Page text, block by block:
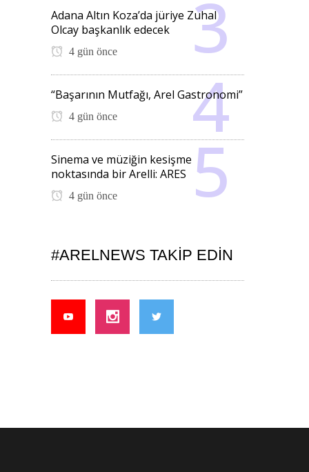
Adana Altın Koza’da jüriye Zuhal
Olcay başkanlık edecek
4 gün önce
“Başarının Mutfağı, Arel Gastronomi”
4 gün önce
Sinema ve müziğin kesişme
noktasında bir Arelli: ARES
4 gün önce
#ARELNEWS TAKIP EDIN